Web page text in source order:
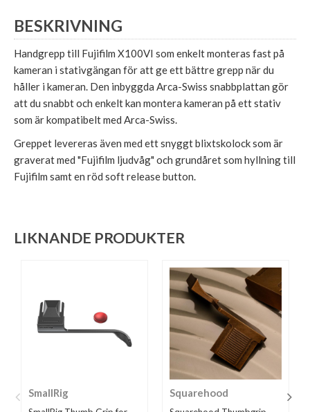
BESKRIVNING
Handgrepp till Fujifilm X100VI som enkelt monteras fast på
kameran i stativgängan för att ge ett bättre grepp när du
håller i kameran. Den inbyggda Arca-Swiss snabbplattan gör
att du snabbt och enkelt kan montera kameran på ett stativ
som är kompatibelt med Arca-Swiss.
Greppet levereras även med ett snyggt blixtskolock som är
graverat med "Fujifilm ljudvåg" och grundåret som hyllning till
Fujifilm samt en röd soft release button.
LIKNANDE PRODUKTER
SmallRig Squarehood